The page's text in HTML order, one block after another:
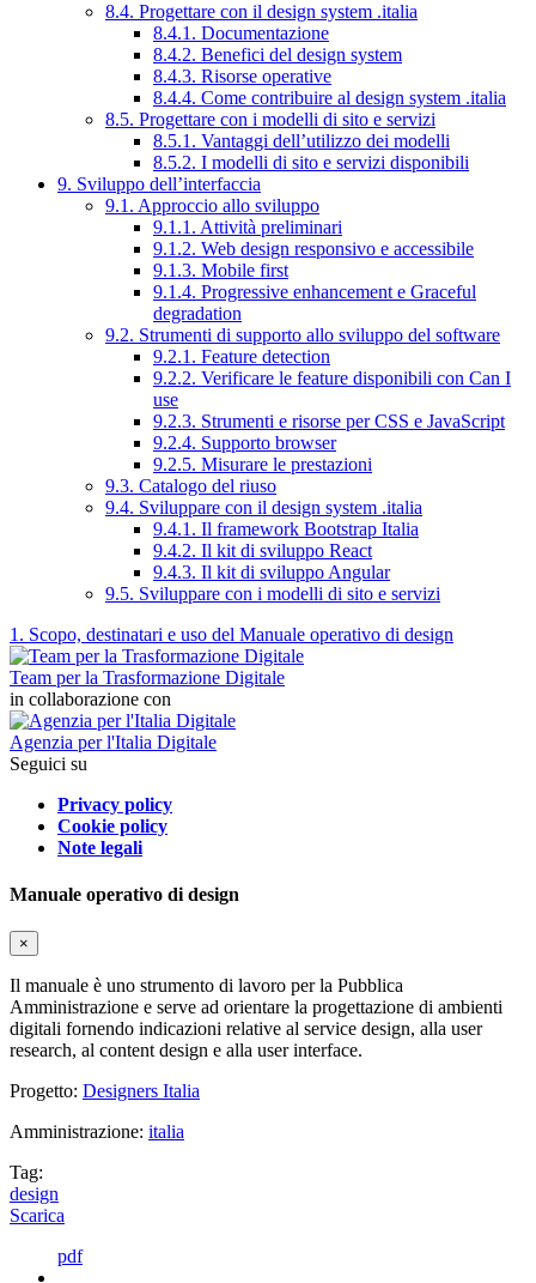
8.4. Progettare con il design system .italia
8.4.1. Documentazione
8.4.2. Benefici del design system
8.4.3. Risorse operative
8.4.4. Come contribuire al design system .italia
8.5. Progettare con i modelli di sito e servizi
8.5.1. Vantaggi dell’utilizzo dei modelli
8.5.2. I modelli di sito e servizi disponibili
9. Sviluppo dell’interfaccia
9.1. Approccio allo sviluppo
9.1.1. Attività preliminari
9.1.2. Web design responsivo e accessibile
9.1.3. Mobile first
9.1.4. Progressive enhancement e Graceful
degradation
9.2. Strumenti di supporto allo sviluppo del software
9.2.1. Feature detection
9.2.2. Verificare le feature disponibili con Can I
use
9.2.3. Strumenti e risorse per CSS e JavaScript
9.2.4. Supporto browser
9.2.5. Misurare le prestazioni
9.3. Catalogo del riuso
9.4. Sviluppare con il design system .italia
9.4.1. Il framework Bootstrap Italia
9.4.2. Il kit di sviluppo React
9.4.3. Il kit di sviluppo Angular
9.5. Sviluppare con i modelli di sito e servizi
1. Scopo, destinatari e uso del Manuale operativo di design
Team per la Trasformazione Digitale
in collaborazione con
Agenzia per l'Italia Digitale
Seguici su
Privacy policy
Cookie policy
Note legali
Manuale operativo di design
×
Il manuale è uno strumento di lavoro per la Pubblica
Amministrazione e serve ad orientare la progettazione di ambienti
digitali fornendo indicazioni relative al service design, alla user
research, al content design e alla user interface.
Progetto: Designers Italia
Amministrazione: italia
Tag:
design
Scarica
pdf